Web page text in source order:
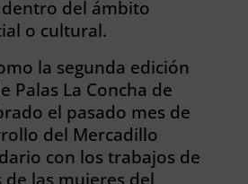
del ámbito
o cultural.
la segunda edición
Palas La Concha de
el pasado mes de
del Mercadillo
con los trabajos de
las mujeres del